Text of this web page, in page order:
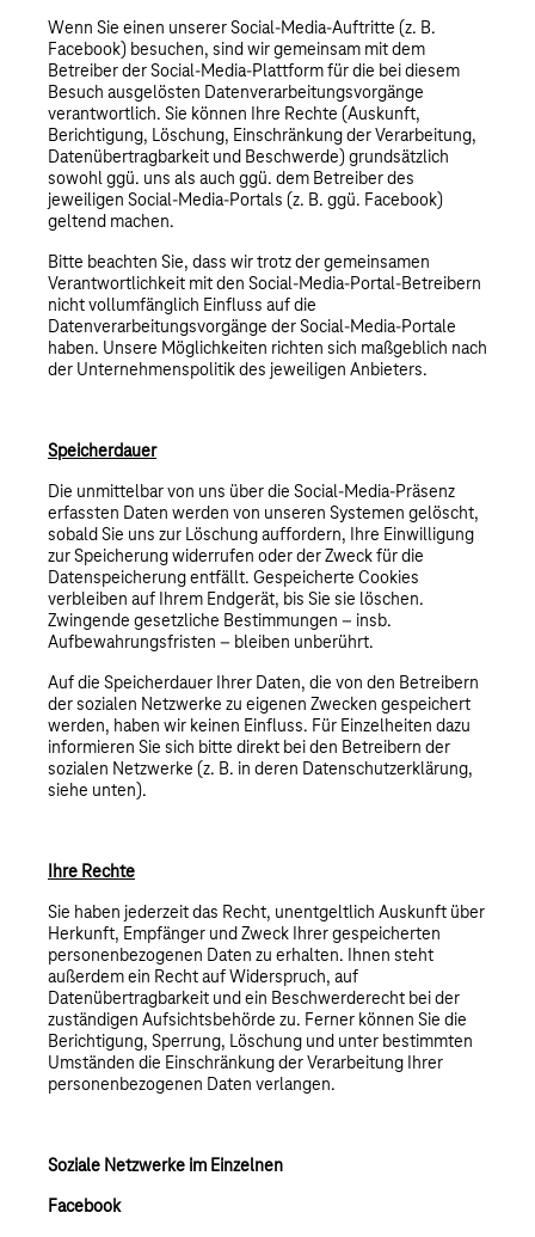
Wenn Sie einen unserer Social-Media-Auftritte (z. B.
Facebook) besuchen, sind wir gemeinsam mit dem
Betreiber der Social-Media-Plattform für die bei diesem
Besuch ausgelösten Datenverarbeitungsvorgänge
verantwortlich. Sie können Ihre Rechte (Auskunft,
Berichtigung, Löschung, Einschränkung der Verarbeitung,
Datenübertragbarkeit und Beschwerde) grundsätzlich
sowohl ggü. uns als auch ggü. dem Betreiber des
jeweiligen Social-Media-Portals (z. B. ggü. Facebook)
geltend machen.
Bitte beachten Sie, dass wir trotz der gemeinsamen
Verantwortlichkeit mit den Social-Media-Portal-Betreibern
nicht vollumfänglich Einfluss auf die
Datenverarbeitungsvorgänge der Social-Media-Portale
haben. Unsere Möglichkeiten richten sich maßgeblich nach
der Unternehmenspolitik des jeweiligen Anbieters.
Speicherdauer
Die unmittelbar von uns über die Social-Media-Präsenz
erfassten Daten werden von unseren Systemen gelöscht,
sobald Sie uns zur Löschung auffordern, Ihre Einwilligung
zur Speicherung widerrufen oder der Zweck für die
Datenspeicherung entfällt. Gespeicherte Cookies
verbleiben auf Ihrem Endgerät, bis Sie sie löschen.
Zwingende gesetzliche Bestimmungen – insb.
Aufbewahrungsfristen – bleiben unberührt.
Auf die Speicherdauer Ihrer Daten, die von den Betreibern
der sozialen Netzwerke zu eigenen Zwecken gespeichert
werden, haben wir keinen Einfluss. Für Einzelheiten dazu
informieren Sie sich bitte direkt bei den Betreibern der
sozialen Netzwerke (z. B. in deren Datenschutzerklärung,
siehe unten).
Ihre Rechte
Sie haben jederzeit das Recht, unentgeltlich Auskunft über
Herkunft, Empfänger und Zweck Ihrer gespeicherten
personenbezogenen Daten zu erhalten. Ihnen steht
außerdem ein Recht auf Widerspruch, auf
Datenübertragbarkeit und ein Beschwerderecht bei der
zuständigen Aufsichtsbehörde zu. Ferner können Sie die
Berichtigung, Sperrung, Löschung und unter bestimmten
Umständen die Einschränkung der Verarbeitung Ihrer
personenbezogenen Daten verlangen.
Soziale Netzwerke im Einzelnen
Facebook